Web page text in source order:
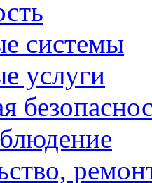
системы
услуги